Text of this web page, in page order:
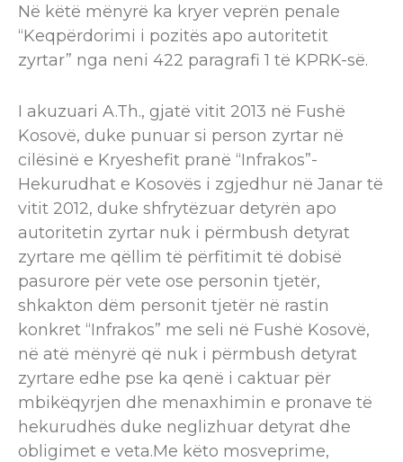
Në këtë mënyrë ka kryer veprën penale
“Keqpërdorimi i pozitës apo autoritetit
zyrtar” nga neni 422 paragrafi 1 të KPRK-së.
I akuzuari A.Th., gjatë vitit 2013 në Fushë
Kosovë, duke punuar si person zyrtar në
cilësinë e Kryeshefit pranë “Infrakos”-
Hekurudhat e Kosovës i zgjedhur në Janar të
vitit 2012, duke shfrytëzuar detyrën apo
autoritetin zyrtar nuk i përmbush detyrat
zyrtare me qëllim​ të përfitimit të dobisë
pasurore për vete ose personin tjetër,
shkakton dëm personit tjetër në rastin
konkret “Infrakos” me seli në Fushë Kosovë,
në atë mënyrë që nuk i përmbush detyrat
zyrtare edhe pse ka qenë i caktuar për
mbikëqyrjen dhe menaxhimin e pronave të
hekurudhës duke neglizhuar detyrat dhe
obligimet e veta.Me këto mosveprime,